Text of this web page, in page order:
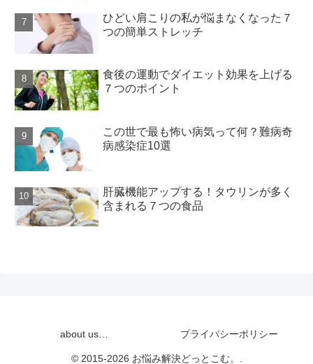
ひどい肩こりの私が悩まなくなった７
つの簡単ストレッチ
食後の運動でダイエット効果を上げる
７つのポイント
この世で最も怖い病気って何？難病奇
病感染症10選
肝臓機能アップする！タウリンが多く
含まれる７つの食品
about us… プライバシーポリシー
© 2015-2026 お悩み解決どっとこむ。.